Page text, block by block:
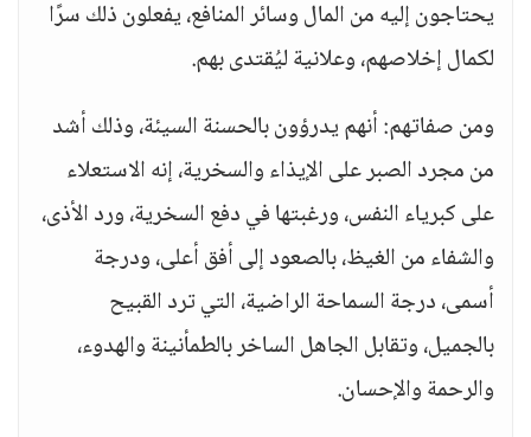
يحتاجون إليه من المال وسائر المنافع، يفعلون ذلك سرًا
لكمال إخلاصهم، وعلانية ليُقتدى بهم.
ومن صفاتهم: أنهم يدرؤون بالحسنة السيئة، وذلك أشد
من مجرد الصبر على الإيذاء والسخرية، إنه الاستعلاء
على كبرياء النفس، ورغبتها في دفع السخرية، ورد الأذى،
والشفاء من الغيظ، بالصعود إلى أفق أعلى، ودرجة
أسمى، درجة السماحة الراضية، التي ترد القبيح
بالجميل، وتقابل الجاهل الساخر بالطمأنينة والهدوء،
والرحمة والإحسان.